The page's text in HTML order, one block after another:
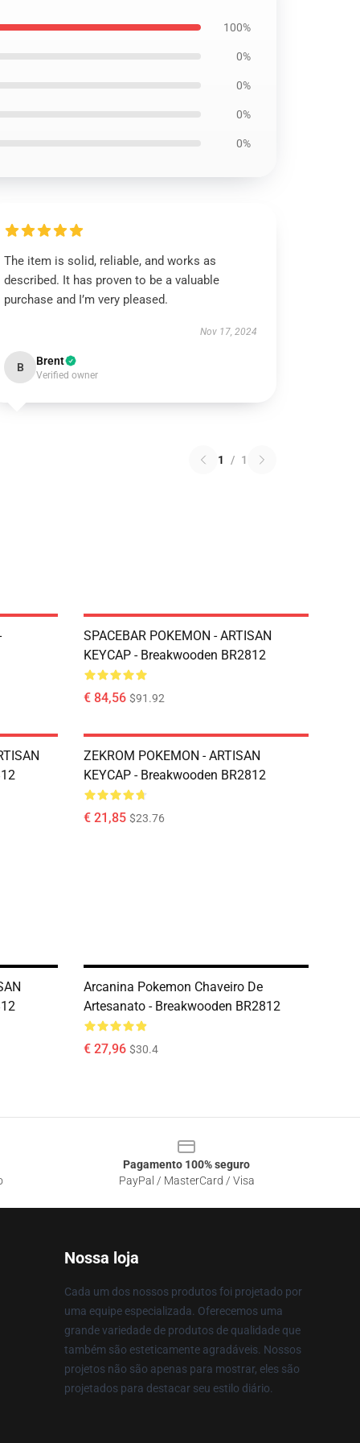
100%
0%
0%
0%
0%
The item is solid, reliable, and works as
described. It has proven to be a valuable
purchase and I’m very pleased.
Nov 17, 2024
B Brent
Verified owner
1 / 1
SPACEBAR POKEMON - ARTISAN
KEYCAP - Breakwooden BR2812
€ 84,56 $91.92
ZEKROM POKEMON - ARTISAN
KEYCAP - Breakwooden BR2812
€ 21,85 $23.76
Arcanina Pokemon Chaveiro De
Artesanato - Breakwooden BR2812
€ 27,96 $30.4
Pagamento 100% seguro
PayPal / MasterCard / Visa
Nossa loja
Cada um dos nossos produtos foi projetado por
uma equipe especializada. Oferecemos uma
grande variedade de produtos de qualidade que
também são esteticamente agradáveis. Nossos
projetos não são apenas para mostrar, eles são
projetados para destacar seu estilo diário.